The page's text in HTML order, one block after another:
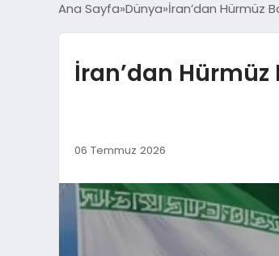
Ana Sayfa Dünya İran’dan Hürmüz
İran’dan Hürmüz
06 Temmuz 2026